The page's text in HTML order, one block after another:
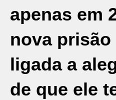
apenas em
nova prisão
ligada a
de que ele